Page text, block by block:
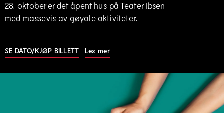
28. oktober er det åpent hus på Teater Ibsen
med massevis av gøyale aktiviteter.
SE DATO/KJØP BILLETT Les mer